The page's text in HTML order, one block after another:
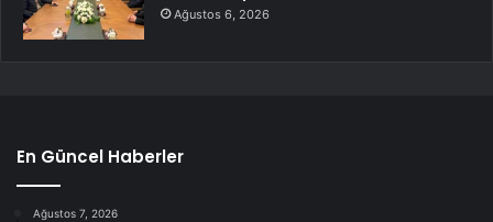
Ağustos 6, 2026
En Güncel Haberler
Ağustos 7, 2026